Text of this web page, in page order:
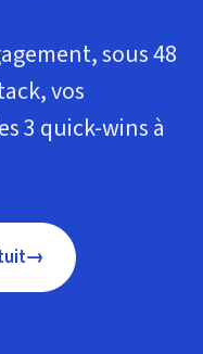
sous 48
vos
3 quick-wins à
→